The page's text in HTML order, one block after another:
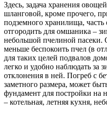
Здесь, задача хранения
шланговой, кроме прочего,
подземного хранилища,
отгородить для омшаника –
небольшой пчелиной пасеки.
меньше беспокоить пчел (в
для таких целей подвалов
легко и удобно наблюдать за
отклонения в ней. Погреб с
заметного размера, может
фундамент для постройки на
– котельная, летняя кухня,